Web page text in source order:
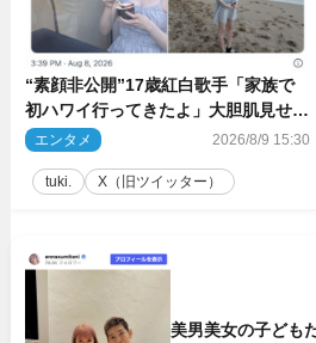
“素顔非公開”17歳紅白歌手「家族で
初ハワイ行ってきたよ」大胆肌見せシ
ョット公開
エンタメ 2026/8/9 15:30
tuki. X（旧ツイッター）
美男美女の子ども